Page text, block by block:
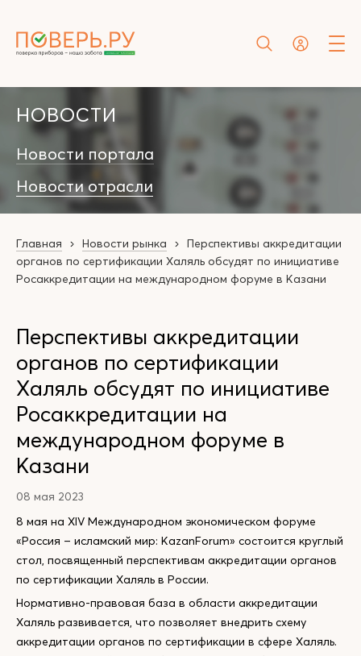
НОВОСТИ
Новости портала
Новости отрасли
Главная Новости рынка
Перспективы аккредитации
органов по сертификации Халяль обсудят по инициативе
Росаккредитации на международном форуме в Казани
Перспективы аккредитации
органов по сертификации
Халяль обсудят по инициативе
Росаккредитации на
международном форуме в
Казани
08 мая 2023
8 мая на XIV Международном экономическом форуме
«Россия – исламский мир: KazanForum» состоится круглый
стол, посвященный перспективам аккредитации органов
по сертификации Халяль в России.
Нормативно-правовая база в области аккредитации
Халяль развивается, что позволяет внедрить схему
аккредитации органов по сертификации в сфере Халяль.